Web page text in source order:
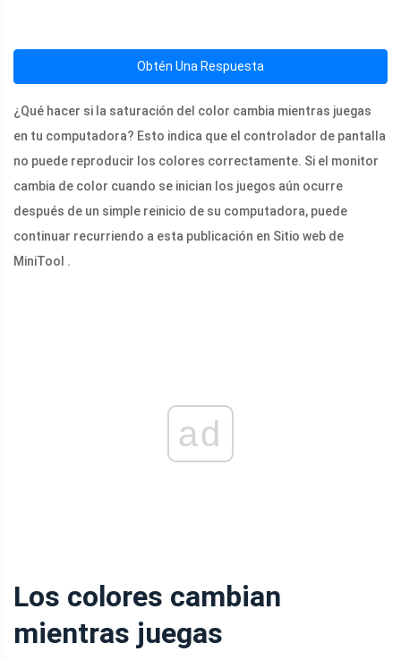
Obtén Una Respuesta
¿Qué hacer si la saturación del color cambia mientras juegas
en tu computadora? Esto indica que el controlador de pantalla
no puede reproducir los colores correctamente. Si el monitor
cambia de color cuando se inician los juegos aún ocurre
después de un simple reinicio de su computadora, puede
continuar recurriendo a esta publicación en Sitio web de
MiniTool .
ad
Los colores cambian
mientras juegas